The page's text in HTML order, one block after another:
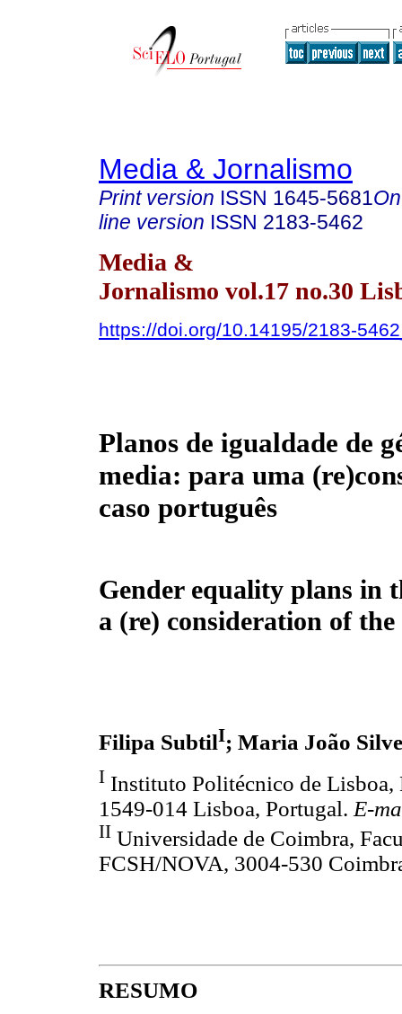
Media & Jornalismo
Print version ISSN 1645-5681
line version ISSN 2183-5462
Media &
Jornalismo vol.17 no.30
https://doi.org/10.14195/2183-
Planos de igualdade de
media: para uma
caso português
Gender equality plans in
a (re) consideration of the
Filipa SubtilI; Maria João
I Instituto Politécnico de Lisboa,
1549-014 Lisboa, Portugal. E-
II Universidade de Coimbra,
FCSH/NOVA, 3004-530
RESUMO